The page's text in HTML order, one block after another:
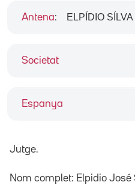
Societat
Espanya
Antena: ELPÍDIO SÍLVA
Jutge.
Nom complet: Elpidio José